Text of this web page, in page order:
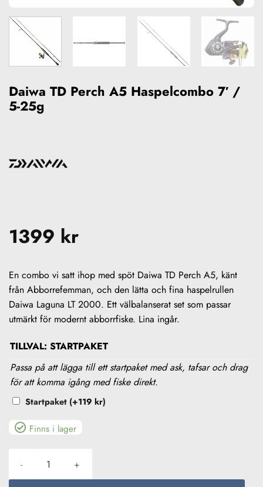
Daiwa TD Perch A5 Haspelcombo 7′ /
5-25g
1399 kr
En combo vi satt ihop med spöt Daiwa TD Perch A5, känt
från Abborrefemman, och den lätta och fina haspelrullen
Daiwa Laguna LT 2000. Ett välbalanserat set som passar
utmärkt för modernt abborrfiske. Lina ingår.
TILLVAL: STARTPAKET
Passa på att lägga till ett startpaket med ask, tafsar och drag
för att komma igång med fiske direkt.
Startpaket (+119 kr)
Finns i lager